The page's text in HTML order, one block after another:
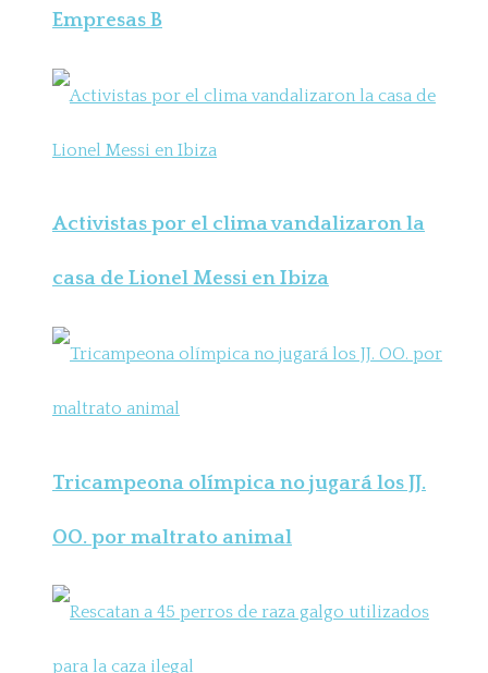
Empresas B
Activistas por el clima vandalizaron la
casa de Lionel Messi en Ibiza
Tricampeona olímpica no jugará los JJ.
OO. por maltrato animal